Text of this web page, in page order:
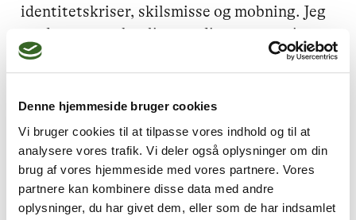
Denne hjemmeside bruger cookies
Vi bruger cookies til at tilpasse vores indhold og til at
analysere vores trafik. Vi deler også oplysninger om din
brug af vores hjemmeside med vores partnere. Vores
partnere kan kombinere disse data med andre
oplysninger, du har givet dem, eller som de har indsamlet
identitetskriser, skilsmisse og mobning. Jeg
møder mennesker ligeværdigt og gør mig
umage med at hjælpe mennesker til at få et
større perspektiv, og nye handlemuligheder.
Hvis du, eller nogen du kender, har brug for
at høre mere om mig eller om den narrative
terapi, så send mig en mail med
telefonnummer på
frankeskou@hotmail.com, så vender jeg